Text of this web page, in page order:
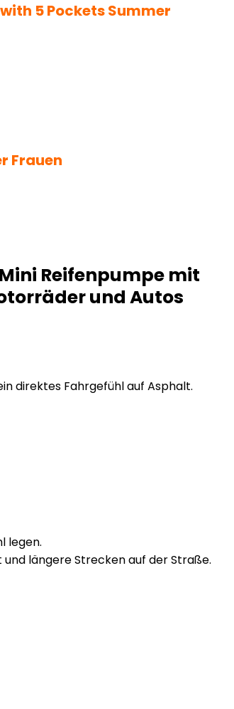
5 Pockets Summer
Frauen
Reifenpumpe mit
und Autos
direktes Fahrgefühl auf Asphalt.
legen.
längere Strecken auf der Straße.